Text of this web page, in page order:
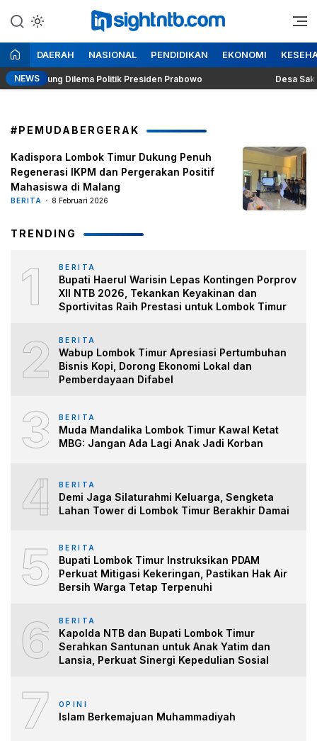
ke
konten
Insight NTB
Berita Seputar NTB
DAERAH NASIONAL PENDIDIKAN EKONOMI
NEWS Dilema Politik Presiden Prabowo Desa Sakra
#PEMUDABERGERAK
Kadispora Lombok Timur Dukung Penuh
Regenerasi IKPM dan Pergerakan Positif
Mahasiswa di Malang
BERITA 8 Februari 2026
TRENDING
1 BERITA
Bupati Haerul Warisin Lepas Kontingen Porprov
XII NTB 2026, Tekankan Keyakinan dan
Sportivitas Raih Prestasi untuk Lombok Timur
2 BERITA
Wabup Lombok Timur Apresiasi Pertumbuhan
Bisnis Kopi, Dorong Ekonomi Lokal dan
Pemberdayaan Difabel
3 BERITA
Muda Mandalika Lombok Timur Kawal Ketat
MBG: Jangan Ada Lagi Anak Jadi Korban
4 BERITA
Demi Jaga Silaturahmi Keluarga, Sengketa
Lahan Tower di Lombok Timur Berakhir Damai
5 BERITA
Bupati Lombok Timur Instruksikan PDAM
Perkuat Mitigasi Kekeringan, Pastikan Hak Air
Bersih Warga Tetap Terpenuhi
6 BERITA
Kapolda NTB dan Bupati Lombok Timur
Serahkan Santunan untuk Anak Yatim dan
Lansia, Perkuat Sinergi Kepedulian Sosial
7 OPINI
Islam Berkemajuan Muhammadiyah